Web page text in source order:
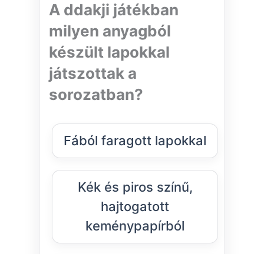
A ddakji játékban
milyen anyagból
készült lapokkal
játszottak a
sorozatban?
Fából faragott lapokkal
Kék és piros színű,
hajtogatott
keménypapírból